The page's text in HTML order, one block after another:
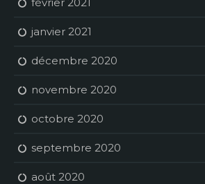
janvier 2021
décembre 2020
novembre 2020
octobre 2020
septembre 2020
août 2020